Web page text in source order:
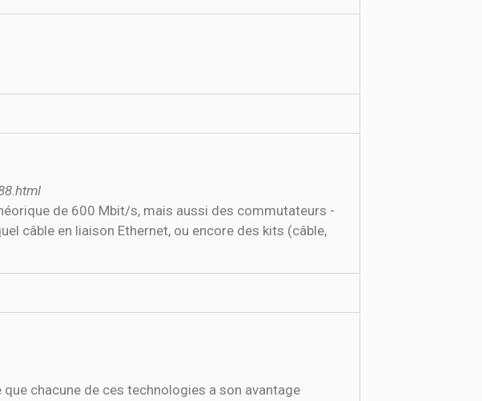
de 600 Mbit/s, mais aussi des commutateurs -
câble en liaison Ethernet, ou encore des kits (câble,
chacune de ces technologies a son avantage